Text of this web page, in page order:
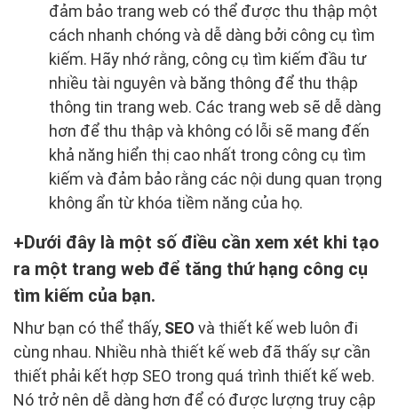
đảm bảo trang web có thể được thu thập một
cách nhanh chóng và dễ dàng bởi công cụ tìm
kiếm. Hãy nhớ rằng, công cụ tìm kiếm đầu tư
nhiều tài nguyên và băng thông để thu thập
thông tin trang web. Các trang web sẽ dễ dàng
hơn để thu thập và không có lỗi sẽ mang đến
khả năng hiển thị cao nhất trong công cụ tìm
kiếm và đảm bảo rằng các nội dung quan trọng
không ẩn từ khóa tiềm năng của họ.
Dưới đây là một số điều cần xem xét khi tạo
ra một trang web để tăng thứ hạng công cụ
tìm kiếm của bạn.
Như bạn có thể thấy, SEO và thiết kế web luôn đi
cùng nhau. Nhiều nhà thiết kế web đã thấy sự cần
thiết phải kết hợp SEO trong quá trình thiết kế web.
Nó trở nên dễ dàng hơn để có được lượng truy cập